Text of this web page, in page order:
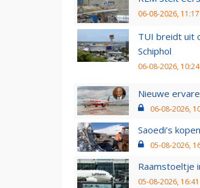
06-08-2026, 11:17
TUI breidt uit
Schiphol
06-08-2026, 10:24
Nieuwe
06-08-2026,
Saoedi’s
05-08-2026,
Raamstoeltje
05-08-2026, 16:41